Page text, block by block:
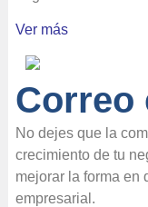
Ver más
Correo
No dejes que la
crecimiento de tu
mejorar la forma en
empresarial.